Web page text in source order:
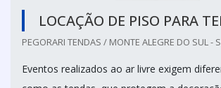
LOCAÇÃO DE PISO PARA
PEGORARI TENDAS / MONTE ALEGRE DO SUL -
Eventos realizados ao ar livre exigem